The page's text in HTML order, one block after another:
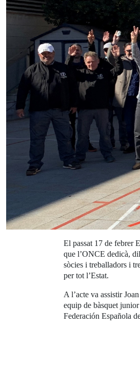
El passat 17 de febrer
que l’ONCE dedicà,
sòcies i treballadors i
per tot l’Estat.
A l’acte va assistir
equip de bàsquet
Federación Española